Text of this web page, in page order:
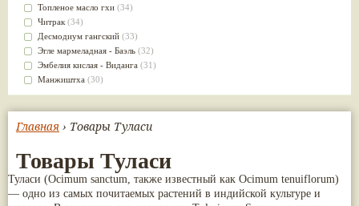
Главная › Товары Туласи
Товары Туласи
Туласи (Ocimum sanctum, также известный как Ocimum tenuiflorum)
— одно из самых почитаемых растений в индийской культуре и
Kudos
Swadeshi(1)
The Sidhpur Sat-Isabgol Factory
Vedika Herbals
Премиум Групп
(1)
Страна происхождения: Грузия
Сахачаради(5)
Шанкапушпи
Dabur Red(4)
Vyoshadi Vatakam (4)
Арагвадха(4)
Гандхарвахастади
Капикачху (Мукуна)
(4)
Колакулатхади чурна(4)
Лакшади(4)
Моринга (Шигру)(4)
Топленое масло гхи (34)
Читрак (34)
Десмодиум гангский (33)
Эгле мармеладная - Баэль (32)
Эмбелия кислая - Виданга (31)
Манжиштха (30)
Сандал белый(30)
Брихати(29)
Яштимадху (28)
Бала(26)
Джатаманси(26)
Патра (26)